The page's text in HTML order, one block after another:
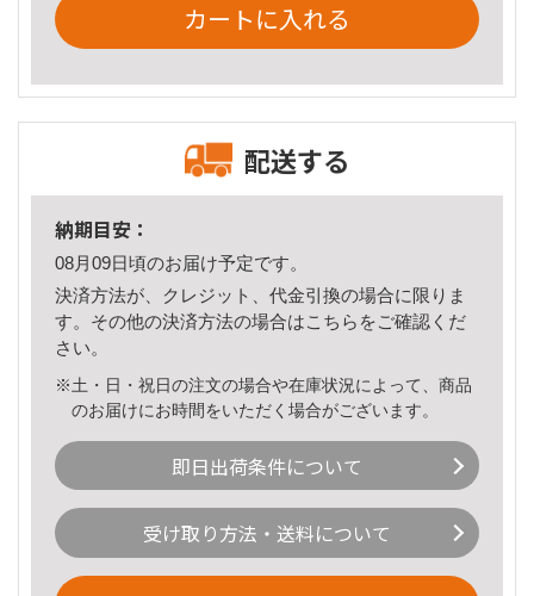
カートに入れる
配送する
納期目安：
08月09日頃のお届け予定です。
決済方法が、クレジット、代金引換の場合に限りま
す。その他の決済方法の場合はこちら をご確認くだ
さい。
※土・日・祝日の注文の場合や在庫状況によって、商品
のお届けにお時間をいただく場合がございます。
即日出荷条件について
受け取り方法・送料について